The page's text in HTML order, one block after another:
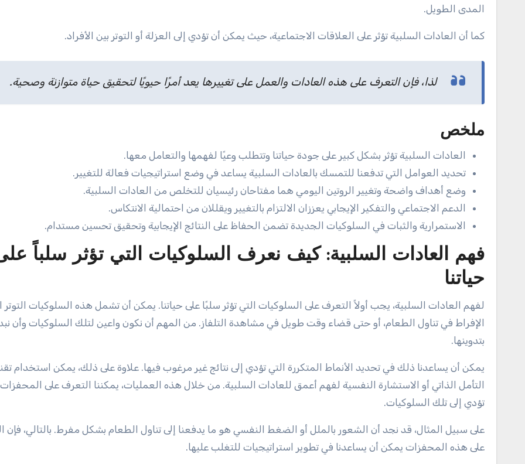
المدى الطويل.
كما أن العادات السلبية تؤثر على العلاقات الاجتماعية، حيث يمكن أن تؤدي إلى العزلة أو التوتر بين الأفراد.
لذا، فإن التعرف على هذه العادات والعمل على تغييرها يعد أمرًا حيويًا لتحقيق حياة متوازنة وصحية.
ملخص
العادات السلبية تؤثر بشكل كبير على جودة حياتنا وتتطلب وعيًا لفهمها والتعامل معها.
تحديد العوامل التي تدفعنا للتمسك بالعادات السلبية يساعد في وضع استراتيجيات فعالة للتغيير.
وضع أهداف واضحة وتغيير الروتين اليومي هما مفتاحان رئيسيان للتخلص من العادات السلبية.
الدعم الاجتماعي والتفكير الإيجابي يعززان الالتزام بالتغيير ويقللان من احتمالية الانتكاس.
الاستمرارية والثبات في السلوكيات الجديدة تضمن الحفاظ على النتائج الإيجابية وتحقيق تحسين مستدام.
فهم العادات السلبية: كيف نعرف السلوكيات التي تؤثر سلباً
حياتنا
لفهم العادات السلبية، يجب أولاً التعرف على السلوكيات التي تؤثر سلبًا على حياتنا. يمكن أن تشمل هذه السلوكيات التوتر
الإفراط في تناول الطعام، أو حتى قضاء وقت طويل في مشاهدة التلفاز. من المهم أن نكون واعين لتلك السلوكيات وأن
بتدوينها.
يمكن أن يساعدنا ذلك في تحديد الأنماط المتكررة التي تؤدي إلى نتائج غير مرغوب فيها. علاوة على ذلك، يمكن استخدام
التأمل الذاتي أو الاستشارة النفسية لفهم أعمق للعادات السلبية. من خلال هذه العمليات، يمكننا التعرف على
تؤدي إلى تلك السلوكيات.
على سبيل المثال، قد نجد أن الشعور بالملل أو الضغط النفسي هو ما يدفعنا إلى تناول الطعام بشكل مفرط. بالتالي، فإن
على هذه المحفزات يمكن أن يساعدنا في تطوير استراتيجيات للتغلب عليها.